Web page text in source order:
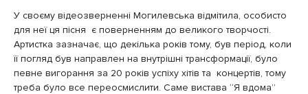
У своєму відеозверненні Могилевська відмітила, особисто
для неї ця пісня є поверненням до великого творчості.
Артистка зазначає, що декілька років тому, був період, коли
її погляд був направлен на внутрішні трансформації, було
певне вигорання за 20 років успіху хітів та концертів, тому
треба було все переосмислити. Саме вистава “Я вдома”